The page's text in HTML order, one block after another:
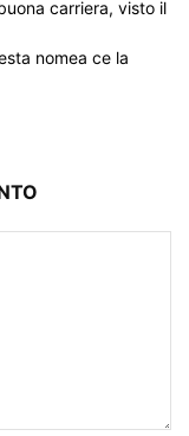
carriera, visto il
nomea ce la